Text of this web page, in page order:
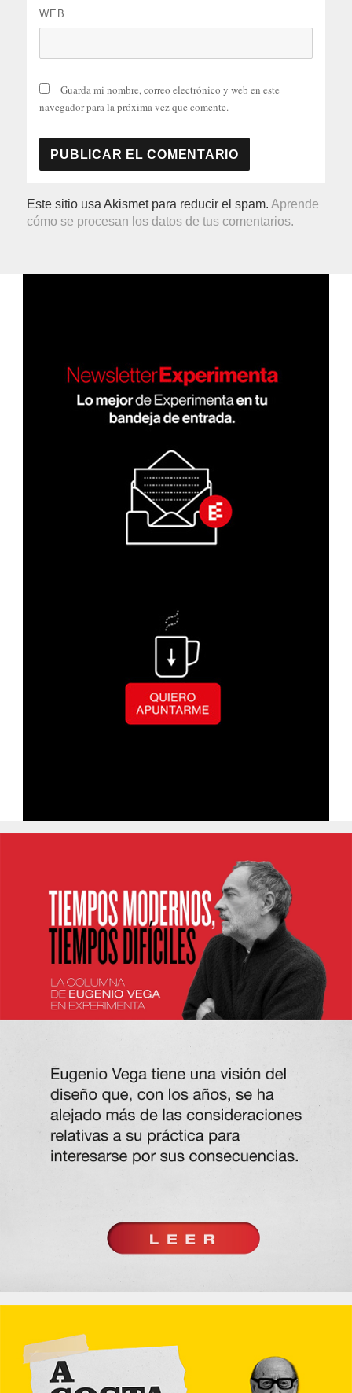
WEB
Guarda mi nombre, correo electrónico y web en este
navegador para la próxima vez que comente.
Este sitio usa Akismet para reducir el spam.Aprende
cómo se procesan los datos de tus comentarios.